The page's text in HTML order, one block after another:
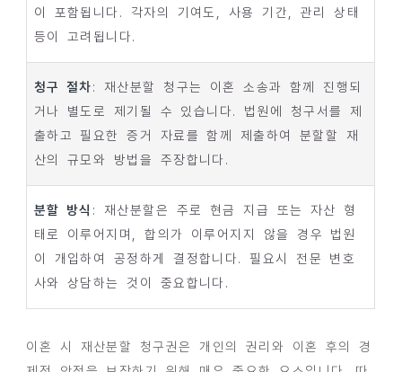
이 포함됩니다. 각자의 기여도, 사용 기간, 관리 상태
등이 고려됩니다.
청구 절차: 재산분할 청구는 이혼 소송과 함께 진행되
거나 별도로 제기될 수 있습니다. 법원에 청구서를 제
출하고 필요한 증거 자료를 함께 제출하여 분할할 재
산의 규모와 방법을 주장합니다.
분할 방식 : 재산분할은 주로 현금 지급 또는 자산 형
태로 이루어지며, 합의가 이루어지지 않을 경우 법원
이 개입하여 공정하게 결정합니다. 필요시 전문 변호
사와 상담하는 것이 중요합니다.
이혼 시 재산분할 청구권은 개인의 권리와 이혼 후의 경